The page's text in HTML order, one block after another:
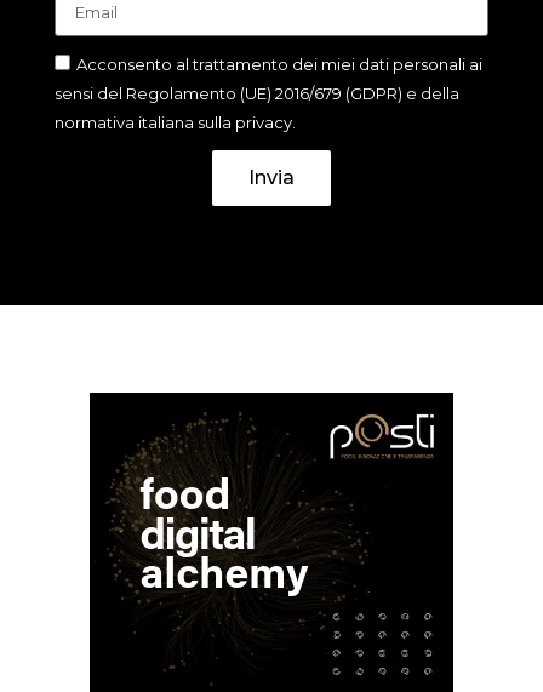
Acconsento al trattamento dei miei dati personali ai
sensi del Regolamento (UE) 2016/679 (GDPR) e della
normativa italiana sulla privacy.
Invia